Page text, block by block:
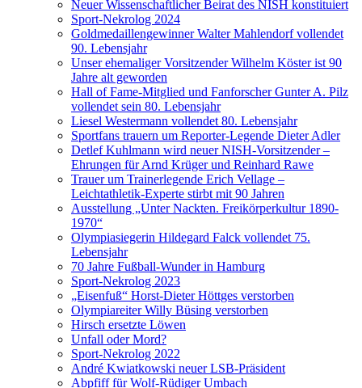
Neuer Wissenschaftlicher Beirat des NISH konstituiert
Sport-Nekrolog 2024
Goldmedaillengewinner Walter Mahlendorf vollendet
90. Lebensjahr
Unser ehemaliger Vorsitzender Wilhelm Köster ist 90
Jahre alt geworden
Hall of Fame-Mitglied und Fanforscher Gunter A. Pilz
vollendet sein 80. Lebensjahr
Liesel Westermann vollendet 80. Lebensjahr
Sportfans trauern um Reporter-Legende Dieter Adler
Detlef Kuhlmann wird neuer NISH-Vorsitzender –
Ehrungen für Arnd Krüger und Reinhard Rawe
Trauer um Trainerlegende Erich Vellage –
Leichtathletik-Experte stirbt mit 90 Jahren
Ausstellung „Unter Nackten. Freikörperkultur 1890-
1970“
Olympiasiegerin Hildegard Falck vollendet 75.
Lebensjahr
70 Jahre Fußball-Wunder in Hamburg
Sport-Nekrolog 2023
„Eisenfuß“ Horst-Dieter Höttges verstorben
Olympiareiter Willy Büsing verstorben
Hirsch ersetzte Löwen
Unfall oder Mord?
Sport-Nekrolog 2022
André Kwiatkowski neuer LSB-Präsident
Abpfiff für Wolf-Rüdiger Umbach